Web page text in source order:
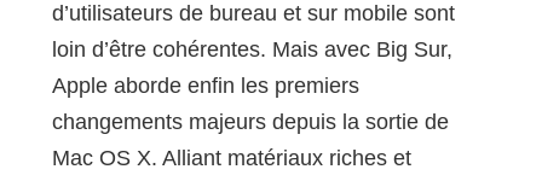
d’utilisateurs de bureau et sur mobile sont
loin d’être cohérentes. Mais avec Big Sur,
Apple aborde enfin les premiers
changements majeurs depuis la sortie de
Mac OS X. Alliant matériaux riches et